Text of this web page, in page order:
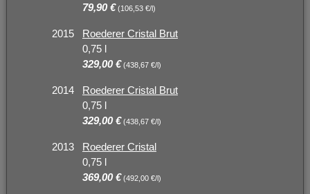
79,90 €(106,53 €/l)
2015
Roederer Cristal Brut
0,75 l
329,00 €(438,67 €/l)
2014
Roederer Cristal Brut
0,75 l
329,00 €(438,67 €/l)
2013
Roederer Cristal
0,75 l
369,00 €(492,00 €/l)